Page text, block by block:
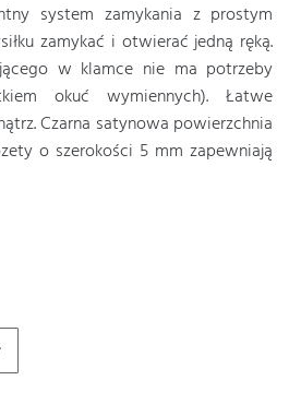
system zamykania z prostym
zamykać i otwierać jedną ręką.
w klamce nie ma potrzeby
okuć wymiennych). Łatwe
Czarna satynowa powierzchnia
o szerokości 5 mm zapewniają